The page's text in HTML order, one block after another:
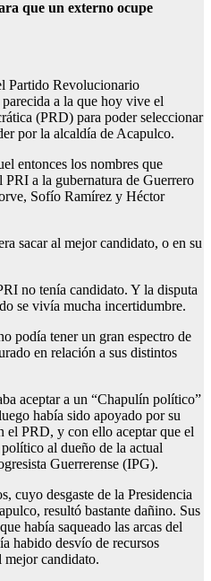
que un externo ocupe
Partido Revolucionario
a la que hoy vive el
(PRD) para poder seleccionar
por la alcaldía de Acapulco.
entonces los nombres que
PRI a la gubernatura de Guerrero
Sofío Ramírez y Héctor
sacar al mejor candidato, o en su
no tenía candidato. Y la disputa
se vivía mucha incertidumbre.
podía tener un gran espectro de
en relación a sus distintos
aceptar a un “Chapulín político”
había sido apoyado por su
PRD, y con ello aceptar que el
al dueño de la actual
Guerrerense (IPG).
cuyo desgaste de la Presidencia
resultó bastante dañino. Sus
había saqueado las arcas del
habido desvío de recursos
candidato.